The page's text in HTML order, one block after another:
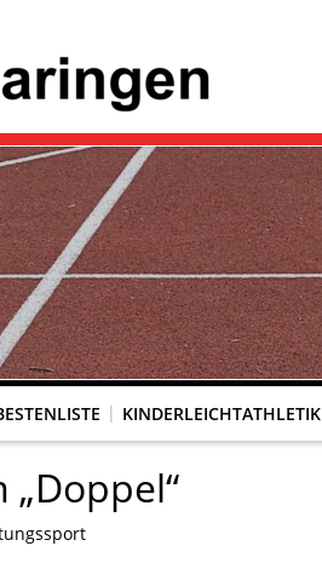
KINDERLEICHTATHLETIK